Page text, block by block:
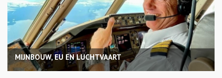
MIJNBOUW, EU EN LUCHTVAART